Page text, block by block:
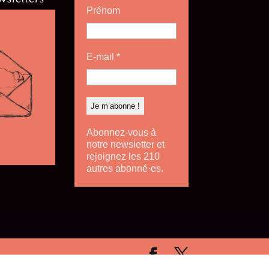
Prénom
E-mail*
Abonnez-vous à
notre newsletter et
rejoignez les 210
autres abonné·es.